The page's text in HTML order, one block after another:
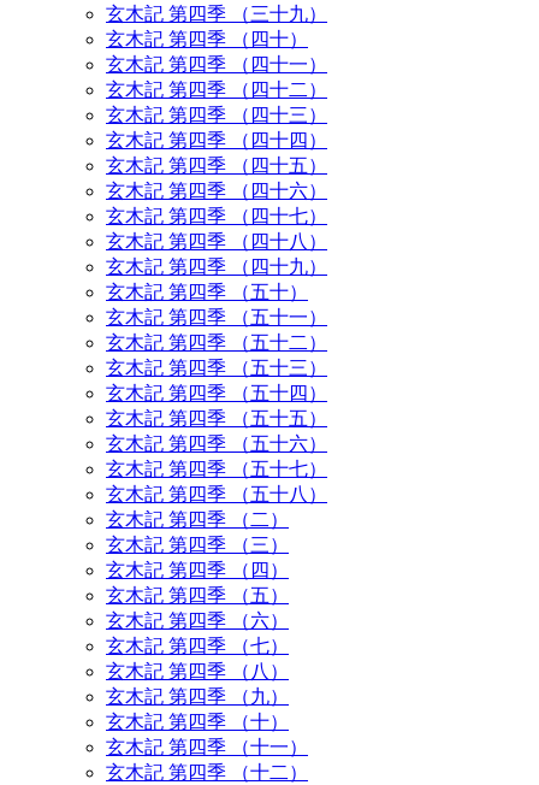
玄木記 第四季 （三十九）
玄木記 第四季 （四十）
玄木記 第四季 （四十一）
玄木記 第四季 （四十二）
玄木記 第四季 （四十三）
玄木記 第四季 （四十四）
玄木記 第四季 （四十五）
玄木記 第四季 （四十六）
玄木記 第四季 （四十七）
玄木記 第四季 （四十八）
玄木記 第四季 （四十九）
玄木記 第四季 （五十）
玄木記 第四季 （五十一）
玄木記 第四季 （五十二）
玄木記 第四季 （五十三）
玄木記 第四季 （五十四）
玄木記 第四季 （五十五）
玄木記 第四季 （五十六）
玄木記 第四季 （五十七）
玄木記 第四季 （五十八）
玄木記 第四季 （二）
玄木記 第四季 （三）
玄木記 第四季 （四）
玄木記 第四季 （五）
玄木記 第四季 （六）
玄木記 第四季 （七）
玄木記 第四季 （八）
玄木記 第四季 （九）
玄木記 第四季 （十）
玄木記 第四季 （十一）
玄木記 第四季 （十二）